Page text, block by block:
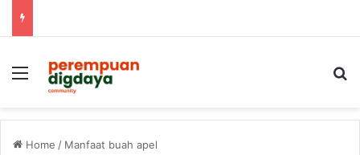
Menu
Home / Manfaat buah apel